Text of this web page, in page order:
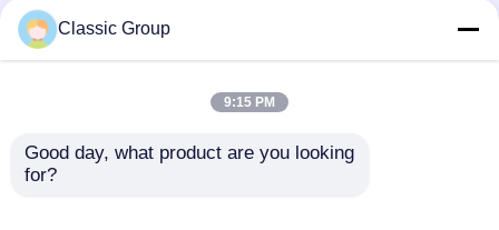
Classic Group
9:15 PM
Good day, what product are you looking
for?